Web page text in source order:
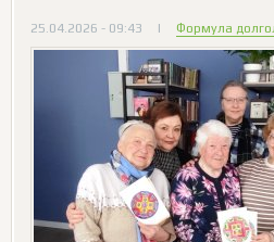
25.04.2026 - 09:43 | Формула